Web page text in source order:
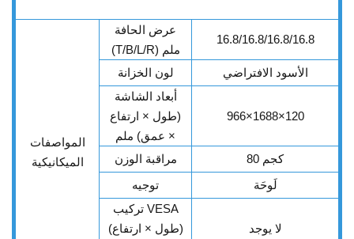
المواصفات
الميكانيكية
عرض الحافة
(T/B/L/R) ملم
16.8/16.8/16.8/16.8
لون الخزانة
الأسود الافتراضي
أبعاد الشاشة
(طول × ارتفاع
× عمق) ملم
966×1688×120
مراقبة الوزن
80 كجم
توجيه
لَوحَة
تركيب VESA
(طول × ارتفاع)
لا يوجد